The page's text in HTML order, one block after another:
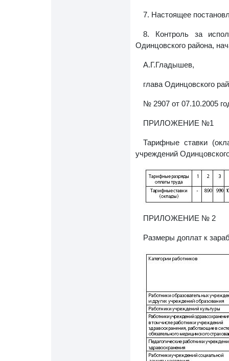
7. Настоящее
8. Контроль за
Одинцовского района,
А.Г.Гладышев,
глава Одинцовского
№ 2907 от 07.10.2005
ПРИЛОЖЕНИЕ №1
Тарифные ставки
учреждений
ПРИЛОЖЕНИЕ № 2
Размеры доплат к